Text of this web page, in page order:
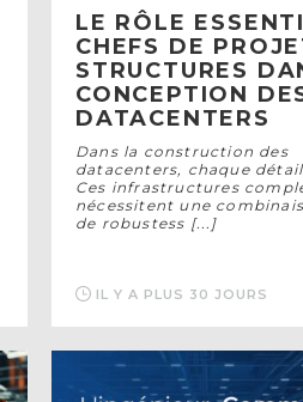
LE RÔLE
CHEFS DE
STRUCTURES
CONCEPTION
DATACENTERS
Dans la construction des
datacenters, chaque
Ces infrastructures
nécessitent une
de robustess [...]
IL Y A PLUS 30 JOURS